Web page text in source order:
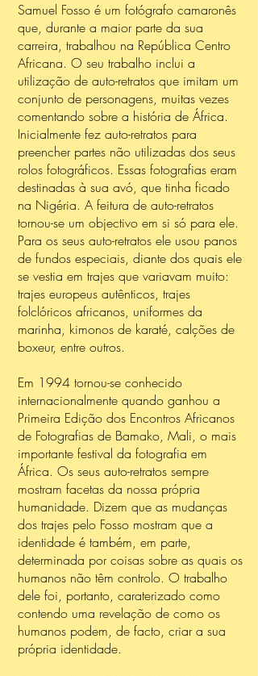
Samuel Fosso é um fotógrafo camaronês
que, durante a maior parte da sua
carreira, trabalhou na República Centro
Africana. O seu trabalho inclui a
utilização de auto-retratos que imitam um
conjunto de personagens, muitas vezes
comentando sobre a história de África.
Inicialmente fez auto-retratos para
preencher partes não utilizadas dos seus
rolos fotográficos. Essas fotografias eram
destinadas à sua avó, que tinha ficado
na Nigéria. A feitura de auto-retratos
tornou-se um objectivo em si só para ele.
Para os seus auto-retratos ele usou panos
de fundos especiais, diante dos quais ele
se vestia em trajes que variavam muito:
trajes europeus autênticos, trajes
folclóricos africanos, uniformes da
marinha, kimonos de karaté, calções de
boxeur, entre outros.
Em 1994 tornou-se conhecido
internacionalmente quando ganhou a
Primeira Edição dos Encontros Africanos
de Fotografias de Bamako, Mali, o mais
importante festival da fotografia em
África. Os seus auto-retratos sempre
mostram facetas da nossa própria
humanidade. Dizem que as mudanças
dos trajes pelo Fosso mostram que a
identidade é também, em parte,
determinada por coisas sobre as quais os
humanos não têm controlo. O trabalho
dele foi, portanto, caraterizado como
contendo uma revelação de como os
humanos podem, de facto, criar a sua
própria identidade.